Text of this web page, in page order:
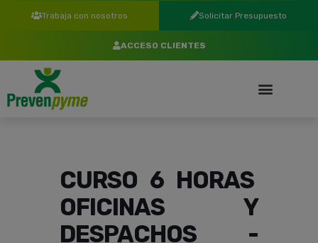
Trabaja con nosotros Solicitar Presupuesto
ACCESO CLIENTES
CURSO 6 HORAS
OFICINAS Y
DESPACHOS -